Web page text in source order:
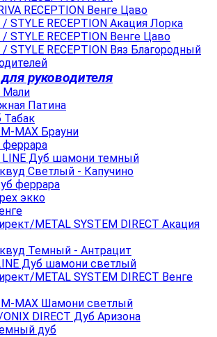
RECEPTION Венге Цаво
RECEPTION Акация Лорка
RECEPTION Венге Цаво
RECEPTION Вяз Благородный
руководителя
Мали
Патина
MAX Брауни
Дуб шамони темный
Светлый - Капучино
феррара
экко
METAL SYSTEM DIRECT Акация
Темный - Антрацит
Дуб шамони светлый
METAL SYSTEM DIRECT Венге
MAX Шамони светлый
DIRECT Дуб Аризона
дуб